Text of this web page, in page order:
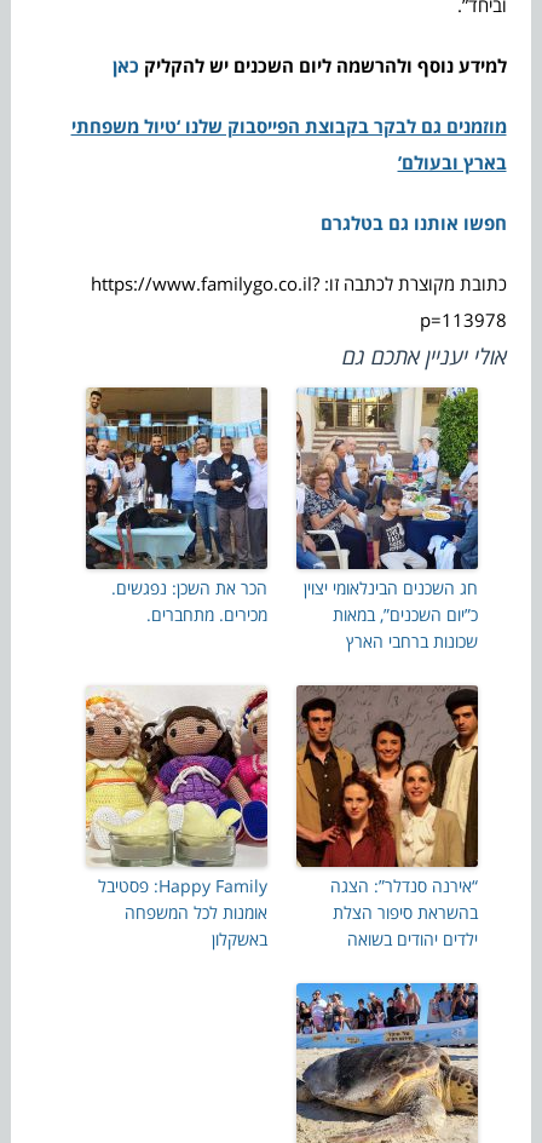
למידע נוסף ולהרשמה ליום השכנים יש להקליק כאן
מוזמנים גם לבקר בקבוצת הפייסבוק שלנו ‘טיול משפחתי
בארץ ובעולם’
חפשו אותנו גם בטלגרם
כתובת מקוצרת לכתבה זו: https://www.familygo.co.il?
p=113978
אולי יעניין אתכם גם
חג השכנים הבינלאומי יצוין
כ”יום השכנים”, במאות
שכונות ברחבי הארץ
הכר את השכן: נפגשים.
מכירים. מתחברים.
“אירנה סנדלר”: הצגה
בהשראת סיפור הצלת
ילדים יהודים בשואה
Happy Family: פסטיבל
אומנות לכל המשפחה
באשקלון